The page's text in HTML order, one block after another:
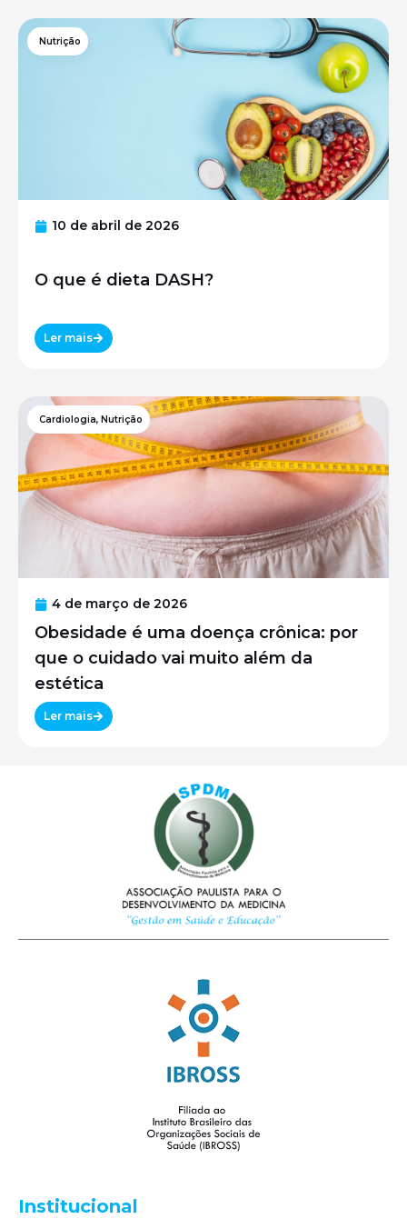
Nutrição
10 de abril de 2026
O que é dieta DASH?
Ler mais
Cardiologia, Nutrição
4 de março de 2026
Obesidade é uma doença crônica: por
que o cuidado vai muito além da
estética
Ler mais
Institucional